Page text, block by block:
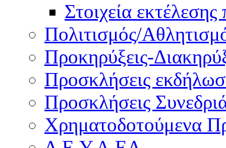
Στοιχεία
Πολιτισμός/
Προκηρύξεις-
Προσκλήσεις
Προσκλήσεις
Χρηματοδοτούμενα